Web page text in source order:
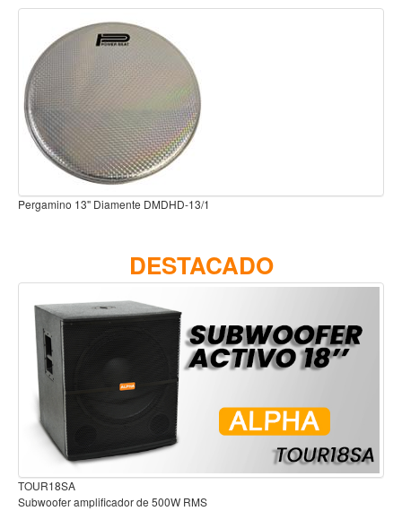
Accesorios
Arco
Violin
Viola
Cello
Contrabajo
Fundas y estuches
Viento
Acordeón y concertinas
Armonica
Clarinete
Cornetas y cornos
Flauta y pitos
Saxofon
Pergamino 14'' Diamante DMDHD-14/1
DESTACADO